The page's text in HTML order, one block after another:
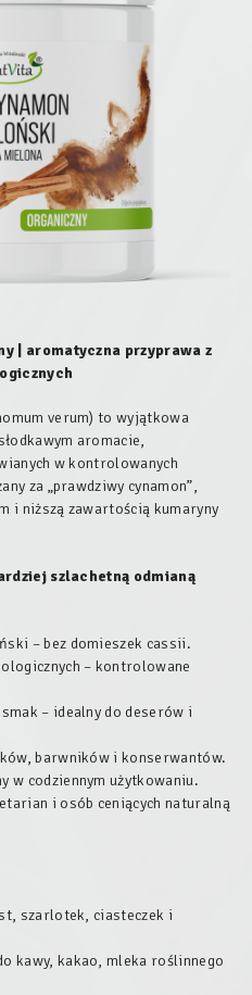
| aromatyczna przyprawa z
verum) to wyjątkowa
aromacie,
w kontrolowanych
za „prawdziwy cynamon”,
i niższą zawartością kumaryny
szlachetną odmianą
– bez domieszek cassii.
– kontrolowane
– idealny do deserów i
barwników i konserwantów.
w codziennym użytkowaniu.
i osób ceniących naturalną
szarlotek, ciasteczek i
kawy, kakao, mleka roślinnego